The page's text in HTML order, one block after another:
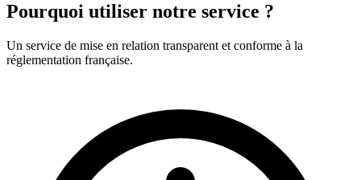
Pourquoi utiliser notre service ?
Un service de mise en relation transparent et conforme à la
réglementation française.